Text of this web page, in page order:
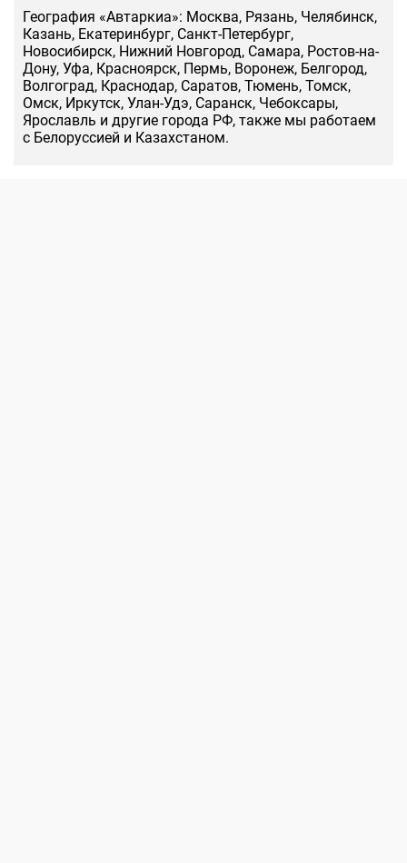
География «Автаркиа»: Москва, Рязань, Челябинск,
Казань, Екатеринбург, Санкт-Петербург,
Новосибирск, Нижний Новгород, Самара, Ростов-на-
Дону, Уфа, Красноярск, Пермь, Воронеж, Белгород,
Волгоград, Краснодар, Саратов, Тюмень, Томск,
Омск, Иркутск, Улан-Удэ, Саранск, Чебоксары,
Ярославль и другие города РФ, также мы работаем
с Белоруссией и Казахстаном.